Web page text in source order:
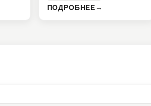
ПОДРОБНЕЕ→